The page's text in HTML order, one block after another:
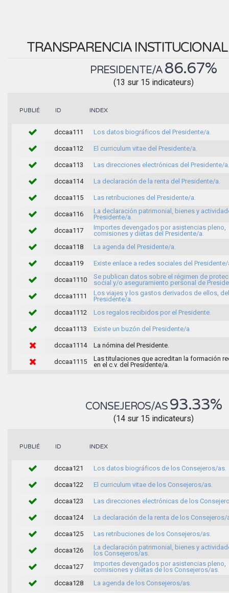
TRANSPARENCIA
PRESIDENTE/A 86.67%
(13 sur 15 indicateurs)
PUBLIÉ ID INDEX
dccaa111 Los datos biográficos del Presidente/a.
dccaa112 El curriculum vitae del Presidente/a.
dccaa113 Las direcciones electrónicas del Presidente/a.
dccaa114 La declaración de la renta del Presidente/a.
dccaa115 Las retribuciones del Presidente/a.
dccaa116
La declaración patrimonial, bienes y
Presidente/a.
dccaa117
Importes devengados por asistencias pleno,
comisiones y dietas del Presidente/a.
dccaa118
La agenda del Presidente/a.
dccaa119 Existe enlace a redes sociales del Presidente/
dccaa1110
Se publican datos sobre el régimen de
social y/o aseguramiento personal de
dccaa1111
Los viajes y los gastos derivados de ellos, del
Presidente/a.
dccaa1112
Los regalos recibidos por el Presidente.
dccaa1113 Existe un buzón del Presidente/a
dccaa1114 La nómina del Presidente.
dccaa1115
Las titulaciones que acreditan la formación
en el c.v. del Presidente/a.
CONSEJEROS/AS 93.33%
(14 sur 15 indicateurs)
PUBLIÉ ID INDEX
dccaa121 Los datos biográficos de los Consejeros/as.
dccaa122 El curriculum vitae de los Consejeros/as.
dccaa123 Las direcciones electrónicas de los
dccaa124 La declaración de la renta de los Consejeros/
dccaa125 Las retribuciones de los Consejeros/as.
dccaa126
La declaración patrimonial, bienes y
los Consejeros/as.
dccaa127
Importes devengados por asistencias pleno,
comisiones y dietas de los Consejeros/as.
dccaa128
La agenda de los Consejeros/as.